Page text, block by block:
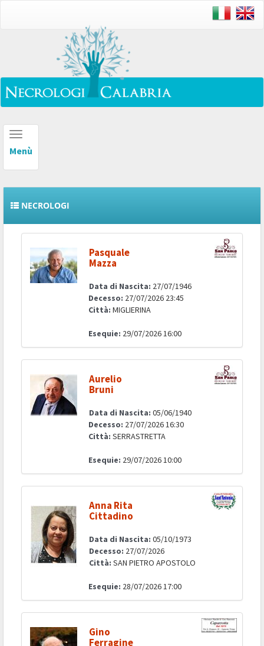
Menù
Menù
NECROLOGI
Pasquale
Mazza
Data di Nascita: 27/07/1946
Decesso: 27/07/2026 23:45
Città: MIGLIERINA
Esequie: 29/07/2026 16:00
Aurelio
Bruni
Data di Nascita: 05/06/1940
Decesso: 27/07/2026 16:30
Città: SERRASTRETTA
Esequie: 29/07/2026 10:00
Anna Rita
Cittadino
Data di Nascita: 05/10/1973
Decesso: 27/07/2026
Città: SAN PIETRO APOSTOLO
Esequie: 28/07/2026 17:00
Gino
Ferragine